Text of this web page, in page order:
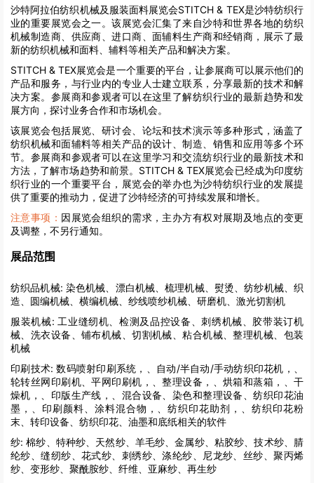
沙特阿拉伯纺织机械及服装面料展览会STITCH & TEX是沙特纺织行
业的重要展览会之一。该展览会汇集了来自沙特和世界各地的纺织
机械制造商、供应商、进口商、面辅料生产商和经销商，展示了最
新的纺织机械和面料、辅料等相关产品和解决方案。
STITCH & TEX展览会是一个重要的平台，让参展商可以展示他们的
产品和服务，与行业内的专业人士建立联系，分享最新的技术和解
决方案。参展商和参观者可以在这里了解纺织行业的最新趋势和发
展方向，探讨业务合作和市场机会。
该展览会包括展览、研讨会、论坛和技术演示等多种形式，涵盖了
纺织机械和面辅料等相关产品的设计、制造、销售和应用等多个环
节。参展商和参观者可以在这里学习和交流纺织行业的最新技术和
方法，了解市场趋势和前景。STITCH & TEX展览会已经成为印度纺
织行业的一个重要平台，展览会的举办也为沙特纺织行业的发展提
供了重要的推动力，促进了沙特经济的可持续发展和增长。
注意事项： 因展览会组织的需求，主办方有权对展期及地点的变更
及调整，不另行通知。
展品范围
纺织品机械: 染色机械、漂白机械、梳理机械、熨烫、纺纱机械、织
造、圆编机械、横编机械、纱线喷纱机械、研磨机、激光切割机
服装机械: 工业缝纫机、检测及品控设备、刺绣机械、胶带装订机
械、洗衣设备、铺布机械、切割机械、粘合机械、整理机械、包装
机械
印刷技术: 数码喷射印刷系统，、自动/半自动/手动纺织印花机，、
轮转丝网印刷机、平网印刷机，、整理设备，、烘箱和蒸箱，、干
燥机，、印版生产线，、混合设备、染色和整理设备、纺织印花油
墨，、印刷颜料、涂料混合物，、纺织印花助剂，、纺织印花粉
末、转印设备、纺织印花、油墨和底纸相关的软件
纱: 棉纱、特种纱、天然纱、羊毛纱、金属纱、粘胶纱、技术纱、腈
纶纱、缝纫纱、花式纱、刺绣纱、涤纶纱、尼龙纱、丝纱、聚丙烯
纱、变形纱、聚酰胺纱、纤维、亚麻纱、再生纱